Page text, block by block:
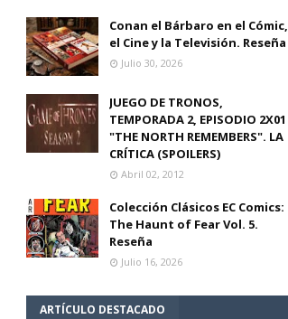
Conan el Bárbaro en el Cómic,
el Cine y la Televisión. Reseña
Julio 30, 2026
JUEGO DE TRONOS,
TEMPORADA 2, EPISODIO 2X01
"THE NORTH REMEMBERS". LA
CRÍTICA (SPOILERS)
Abril 02, 2012
Colección Clásicos EC Comics:
The Haunt of Fear Vol. 5.
Reseña
Julio 16, 2026
ARTÍCULO DESTACADO